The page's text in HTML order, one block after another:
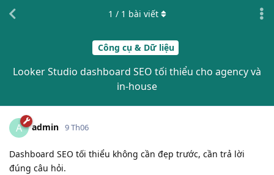
Công cụ & Dữ liệu
Looker Studio dashboard SEO tối thiểu cho agency và
in-house
1 / 1 bài viết
A admin 9 Th06
Dashboard SEO tối thiểu không cần đẹp trước, cần trả lời
đúng câu hỏi.